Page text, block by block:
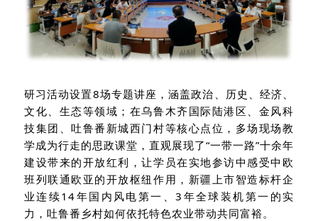
研习活动设置8场专题讲座 ，涵盖政治、历史、经济、
文化、生态等领域 ；在乌鲁木齐国际陆港区
金风科
技集团
、吐鲁番新城西门村等核心点位，多场现场教
学成为行走的思政课堂， 直观展现了“一带一路”十余年
建设带来的开放红利 ，让学员在实地参访中感受中欧
班列联通欧亚的开放枢纽作用 ，新疆 上市智造标杆企
业连续14年国内风电第一、3年全球装机第一的实
力， 吐鲁番 乡村如何依托特色农业带动共同富裕。